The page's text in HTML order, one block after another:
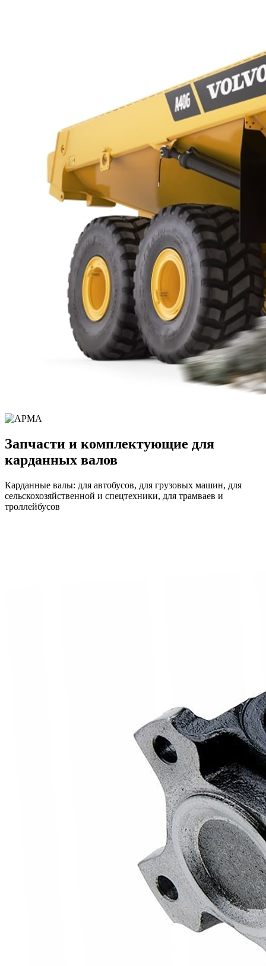
Запчасти и комплектующие для
карданных валов
Карданные валы: для автобусов, для грузовых машин, для
сельскохозяйственной и спецтехники, для трамваев и
троллейбусов